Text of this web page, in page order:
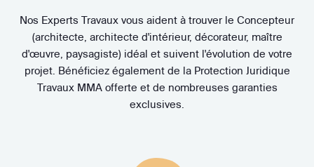
Nos Experts Travaux vous aident à trouver le Concepteur
(architecte, architecte d'intérieur, décorateur, maître
d'œuvre, paysagiste) idéal et suivent l'évolution de votre
projet. Bénéficiez également de la Protection Juridique
Travaux MMA offerte et de nombreuses garanties
exclusives.